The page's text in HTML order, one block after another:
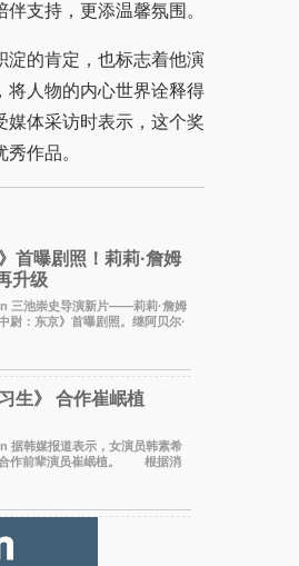
支持，更添温馨氛围。
的肯定，也标志着他演
将人物的内心世界诠释得
媒体采访时表示，这个奖
作品。
首曝剧照！莉莉·詹姆
升级
池崇史导演新片——莉莉·詹姆
尉：东京》首曝剧照。继阿贝尔·
坏中尉》和沃纳·赫
生》 合作崔岷植
合作前辈演员崔岷植。 根据消
视剧《Y计划》的拍摄工